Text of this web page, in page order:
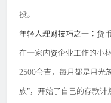
投。
年轻人理财技巧之一：货
在一家内资企业工作的小
2500令吉，每月都是月光
族”，开始了自己的存款